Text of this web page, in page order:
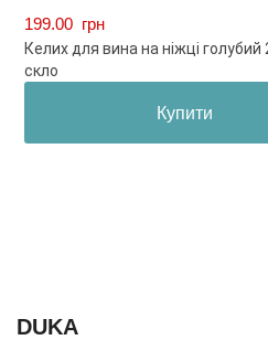
199.00 грн
Келих для вина на ніжці голубий
скло
Купити
DUKA